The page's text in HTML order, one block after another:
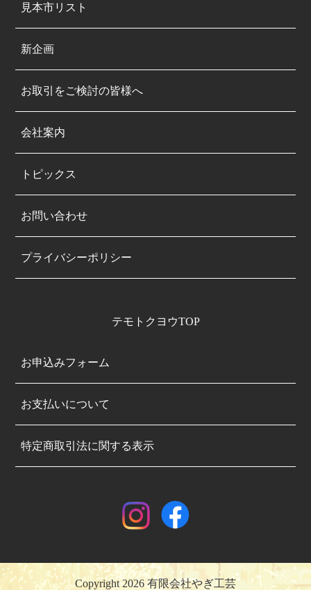
見本市リスト
新企画
お取引をご検討の皆様へ
会社案内
トピックス
お問い合わせ
プライバシーポリシー
テモトクヨウTOP
お申込みフォーム
お支払いについて
特定商取引法に関する表示
Copyright 2026 有限会社やぎ工芸